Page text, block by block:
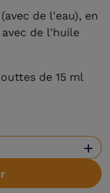
de l'eau), en
de l'huile
de 15 ml
